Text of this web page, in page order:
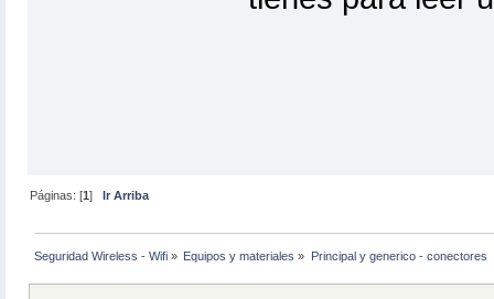
Páginas: [1]Ir Arriba
Seguridad Wireless - Wifi » Equipos y materiales » Principal y generico - conectores